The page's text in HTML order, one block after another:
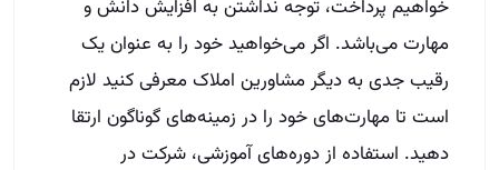
خواهیم پرداخت، توجه نداشتن به افزایش دانش و
مهارت می‌باشد. اگر می‌خواهید خود را به عنوان یک
رقیب جدی به دیگر مشاورین املاک معرفی کنید لازم
است تا مهارت‌های خود را در زمینه‌های گوناگون ارتقا
دهید. استفاده از دوره‌های آموزشی، شرکت در